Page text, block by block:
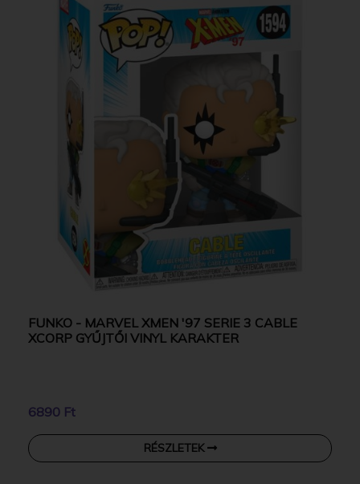
FUNKO - MARVEL XMEN '97 SERIE 3 CABLE
XCORP GYŰJTŐI VINYL KARAKTER
6890 Ft
RÉSZLETEK